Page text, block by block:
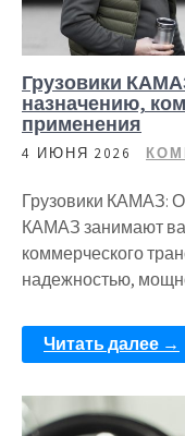
Грузовики
назначению,
применения
4 ИЮНЯ 2026
Грузовики КАМАЗ:
КАМАЗ занимают
коммерческого
надежностью,
Читать далее →